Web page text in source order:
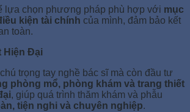
lựa chọn phương pháp phù hợp với mục
kiện tài chính của mình, đảm bảo kết
toàn.
Hiện Đại
trọng tay nghề bác sĩ mà còn đầu tư
phòng mổ, phòng khám và trang thiết
, giúp quá trình thăm khám và phẫu
tiện nghi và chuyên nghiệp.